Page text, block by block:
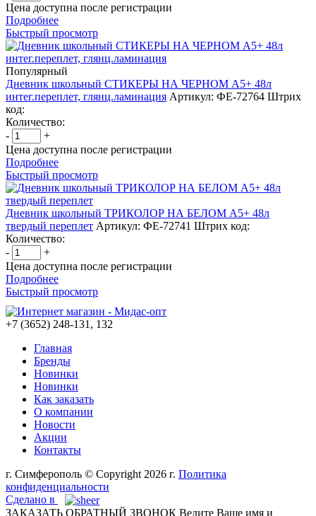
Цена доступна после регистрации
Подробнее
Быстрый просмотр
Популярный
Дневник школьный СТИКЕРЫ НА ЧЕРНОМ А5+ 48л
интег.переплет, глянц.ламинация Артикул: ФЕ-72764 Штрих
код:
Количество:
-
+
Цена доступна после регистрации
Подробнее
Быстрый просмотр
Дневник школьный ТРИКОЛОР НА БЕЛОМ А5+ 48л
твердый переплет Артикул: ФЕ-72741 Штрих код:
Количество:
-
+
Цена доступна после регистрации
Подробнее
Быстрый просмотр
+7 (3652) 248-131, 132
Главная
Бренды
Новинки
Новинки
Как заказать
О компании
Новости
Акции
Контакты
г. Симферополь © Copyright 2026 г. Политика
конфиденциальности
Сделано в
ЗАКАЗАТЬ ОБРАТНЫЙ ЗВОНОК Ведите Ваше имя и